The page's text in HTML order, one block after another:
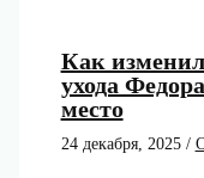
Как
ухода
место
24 декабря, 2025 /